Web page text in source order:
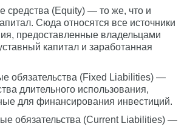
средства (Equity) — то же, что и
Сюда относятся все источники
предоставленные владельцами
капитал и заработанная
обязательства (Fixed Liabilities) —
длительного использования,
для финансирования инвестиций.
обязательства (Current Liabilities) —